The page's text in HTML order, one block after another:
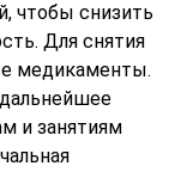
чтобы снизить
Для снятия
медикаменты.
и занятиям